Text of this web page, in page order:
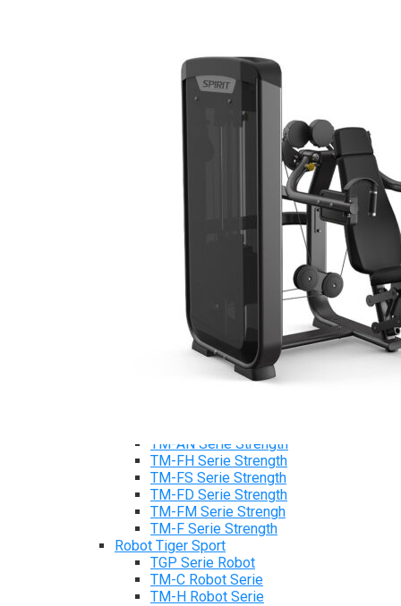
Máy chèo thuyền Spirit
Máy tập phục hồi chức năng Spirit
Strength Spirit
SP3 Serie Strength Spirit
SP4 Serie Strength Spirit
Robot Spirit
Free weight Spirit
Cardio Tiger Sport
Máy chạy bộ Tiger Sport
Xe đạp tập Tiger Sport
Xe đạp ngồi có tựa lưng Tiger Sport
Máy trượt tuyết Tiger Sport
Máy chèo thuyền Tiger Sport
TGP Serie Strength
TGP 20 Serie Strength
TGS Serie Strength
TGF Serie Strength
TM Serie Strength
TM-AN Serie Strength
TM-FH Serie Strength
TM-FS Serie Strength
TM-FD Serie Strength
TM-FM Serie Strengh
TM-F Serie Strength
Robot Tiger Sport
TGP Serie Robot
TM-C Robot Serie
TM-H Robot Serie